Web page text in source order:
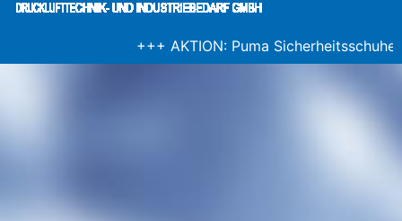
+++ AKTION: Puma Sicherheitsschuhe -